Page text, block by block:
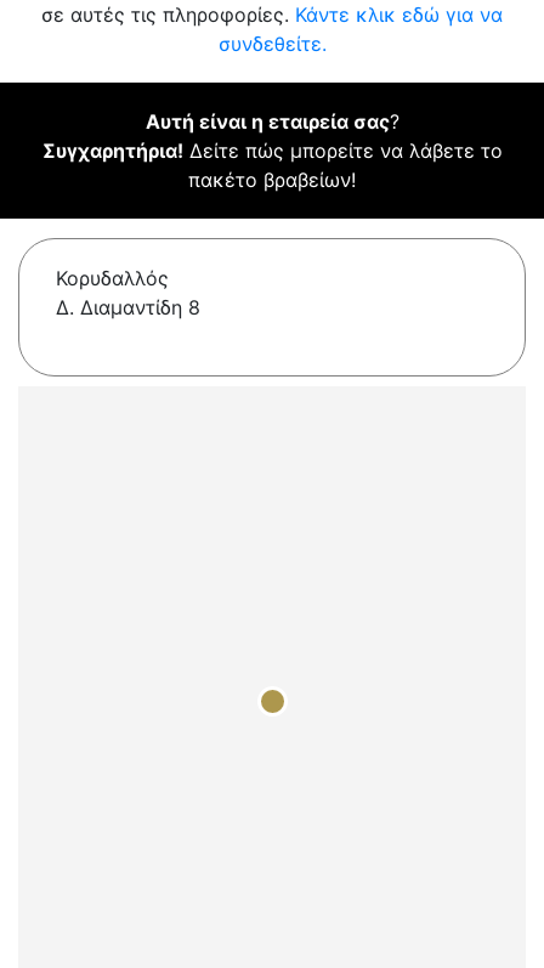
σε αυτές τις πληροφορίες. Κάντε κλικ εδώ για να
συνδεθείτε.
Αυτή είναι η εταιρεία σας?
Συγχαρητήρια! Δείτε πώς μπορείτε να λάβετε το
πακέτο βραβείων!
Κορυδαλλός
Δ. Διαμαντίδη 8